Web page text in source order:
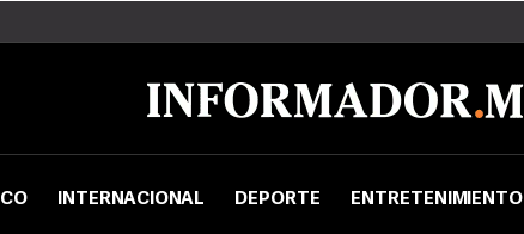
INTERNACIONAL DEPORTE ENTRETENIMIENTO